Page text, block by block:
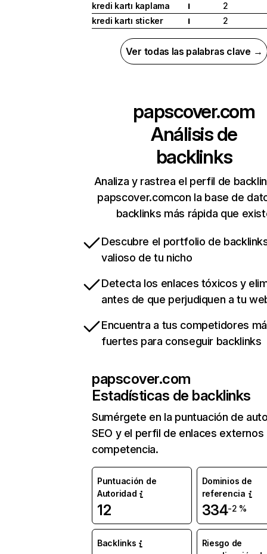
kredi kartı kaplama
I
2
kredi kartı sticker
I 2
Ver todas las palabras clave →
papscover.com
Análisis de
backlinks
Analiza y rastrea el perfil de
papscover.comcon la base de
backlinks más rápida que
Descubre el portfolio de
valioso de tu nicho
Detecta los enlaces tóxicos y
antes de que perjudiquen a tu
Encuentra a tus competidores
fuertes para conseguir backlinks
papscover.com
Estadísticas de backlinks
Sumérgete en la puntuación de
SEO y el perfil de enlaces externos
competencia.
Puntuación de
Autoridad
12
Dominios de
referencia
334-2 %
Backlinks
Riesgo de